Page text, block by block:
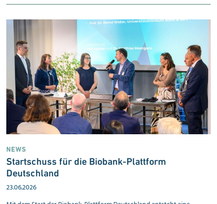
NEWS
Startschuss für die Biobank-Plattform
Deutschland
23.06.2026